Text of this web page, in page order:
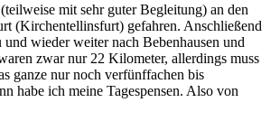
mit sehr guter Begleitung) an den
(Kirchentellinsfurt) gefahren. Anschließend
wieder weiter nach Bebenhausen und
zwar nur 22 Kilometer, allerdings muss
ganze nur noch verfünffachen bis
habe ich meine Tagespensen. Also von